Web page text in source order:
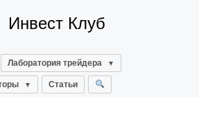
Инвест Клуб
Лаборатория трейдера
Статьи